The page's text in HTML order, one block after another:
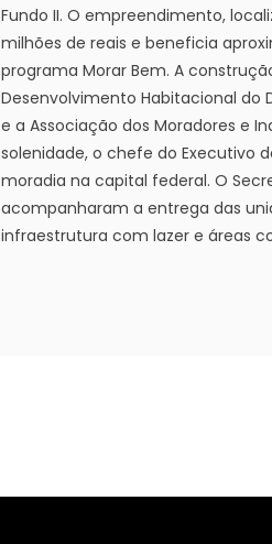
Fundo II. O empreendimento,
milhões de reais e beneficia
programa Morar Bem. A
Desenvolvimento Habitacional do
e a Associação dos Moradores e
solenidade, o chefe do Executivo
moradia na capital federal. O
acompanharam a entrega das
infraestrutura com lazer e áreas